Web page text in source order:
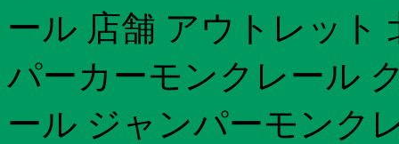
ール 店舗 アウトレット
パーカーモンクレール
ール ジャンパーモンク